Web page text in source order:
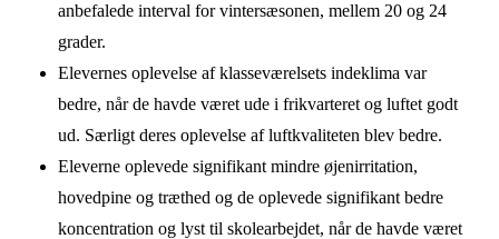
anbefalede interval for vintersæsonen, mellem 20 og 24
grader.
Elevernes oplevelse af klasseværelsets indeklima var
bedre, når de havde været ude i frikvarteret og luftet godt
ud. Særligt deres oplevelse af luftkvaliteten blev bedre.
Eleverne oplevede signifikant mindre øjenirritation,
hovedpine og træthed og de oplevede signifikant bedre
koncentration og lyst til skolearbejdet, når de havde været